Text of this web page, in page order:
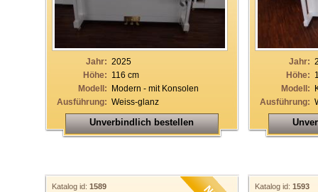
Jahr: 2025
Höhe: 116 cm
Modell: Modern - mit Konsolen
Ausführung: Weiss-glanz
Unverbindlich bestellen
Jahr:
Höhe:
Modell:
Ausführung:
Katalog id: 1589 Katalog id: 1593